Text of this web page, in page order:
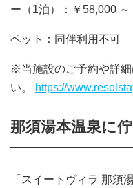
ー（1泊）：￥58,000 ～
ペット：同伴利用不可
※当施設のご予約や詳
い。
https://
那須湯本温泉に
「スイートヴィラ 那須